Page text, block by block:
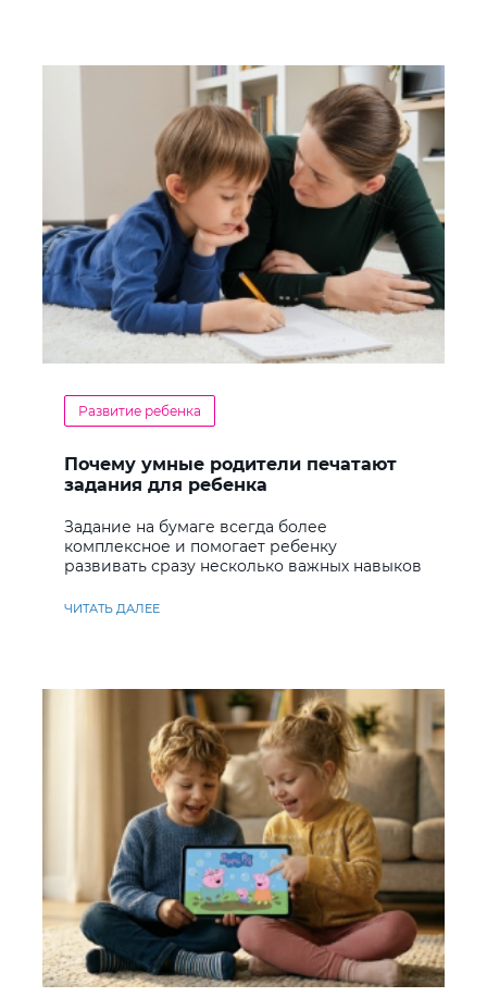
Развитие ребенка
Почему умные родители печатают
задания для ребенка
Задание на бумаге всегда более
комплексное и помогает ребенку
развивать сразу несколько важных навыков
ЧИТАТЬ ДАЛЕЕ